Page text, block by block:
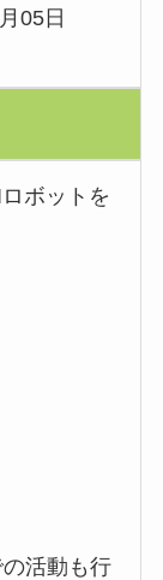
05日
ボットを
活動も行